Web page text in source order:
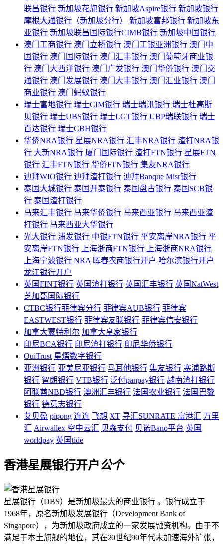
联昌银行 新加坡花旗银行 新加坡Aspire银行 新加坡银行
摩根大通银行（新加坡分行）
新加坡富邦银行 新加坡东
亚银行 新加坡联昌国际银行CIMB银行 新加坡中国银行
澳门工商银行 澳门立桥银行 澳门工银亚洲银行 澳门中
国银行 澳门国际银行 澳门汇丰银行 澳门葡萄牙商业银
行 澳门大西洋银行 澳门广发银行 澳门华侨银行 澳门交
通银行 澳门发展银行 澳门大丰银行 澳门汇业银行 澳门
商业银行 澳门蚂蚁银行
瑞士富地银行 瑞士CIM银行 瑞士瑞讯银行 瑞士杜高斯
贝银行 瑞士UBS银行 瑞士LGT银行 UBP瑞联银行 瑞士
百达银行 瑞士CBH银行
华侨NRA银行 星展NRA银行 汇丰NRA银行 渣打NRA银
行 大新NRA银行 厦门国际银行 渣打FTN银行 星展FTN
银行 汇丰FTN银行 华侨FTN银行 集友NRA银行
迪拜WIO银行 迪拜渣打银行 迪拜Banque Misr银行
泰国大城银行 泰国开泰银行 泰国盘古银行 泰国SCB银
行 泰国渣打银行
马来汇丰银行 马来华侨银行 马来西亚银行 马来西亚渣
打银行 马来西亚大华银行
光大银行 浦发银行 中银FTN银行 平安离岸NRA银行 平
安离岸FTN银行
上海浙商FTN银行
上海浙商NRA银行
上海宁波银行 NRA 晖春农商银行开户 哈尔滨银行开户
龙江银行开户
英国FINT银行 英国渣打银行 英国汇丰银行 英国NatWest
芝加哥国际银行
CTBC银行菲律宾分行 菲律宾AUB银行 菲律宾
EASTWEST银行 菲律宾友联银行 菲律宾信安银行
加拿大蒙特利尔 加拿大皇家银行
印尼BCA银行 印尼渣打银行 印尼华侨银行
OuiTrust 星熠数字银行
亚洲银行 亚美尼亚银行 马耳他银行 集友银行 塞浦路斯
银行 智朗银行 VTB银行 泛付panpay银行 越南渣打银行
阿联酋NBD银行 澳洲汇丰银行 法国农业银行 法国巴黎
银行 德意志银行
艾贝盈 pipong 连连 飞想 XT 寻汇SUNRATE 富港汇 万里
汇 Airwallex 空中云汇 贝森支付 贝诺Bano平台 英国
worldpay 英国tide
香港星展银行开户公个
星展银行（DBS）是新加坡最大的商业银行 。银行成立于
1968年，原名新加坡发展银行（Development Bank of
Singapore），为新加坡政府成立的一家发展融资机构。由于不
满足于本土旗舰的地位，其在20世纪90年代末加速海外扩张，